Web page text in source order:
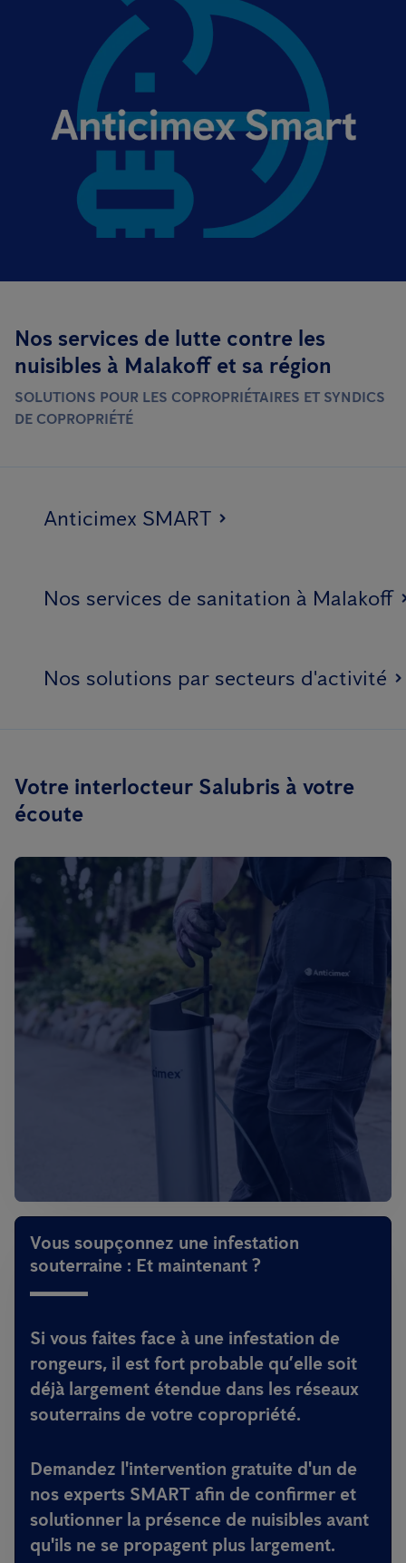
Nos services de lutte contre les
nuisibles à Malakoff et sa région
SOLUTIONS POUR LES COPROPRIÉTAIRES ET SYNDICS
DE COPROPRIÉTÉ
Anticimex SMART
Nos services de sanitation à Malakoff
Nos solutions par secteurs d'activité
Votre interlocteur Salubris à votre
écoute
Vous soupçonnez une infestation
souterraine : Et maintenant ?
Si vous faites face à une infestation de
rongeurs, il est fort probable qu’elle soit
déjà largement étendue dans les réseaux
souterrains de votre copropriété.
Demandez l'intervention gratuite d'un de
nos experts SMART afin de confirmer et
solutionner la présence de nuisibles avant
qu'ils ne se propagent plus largement.